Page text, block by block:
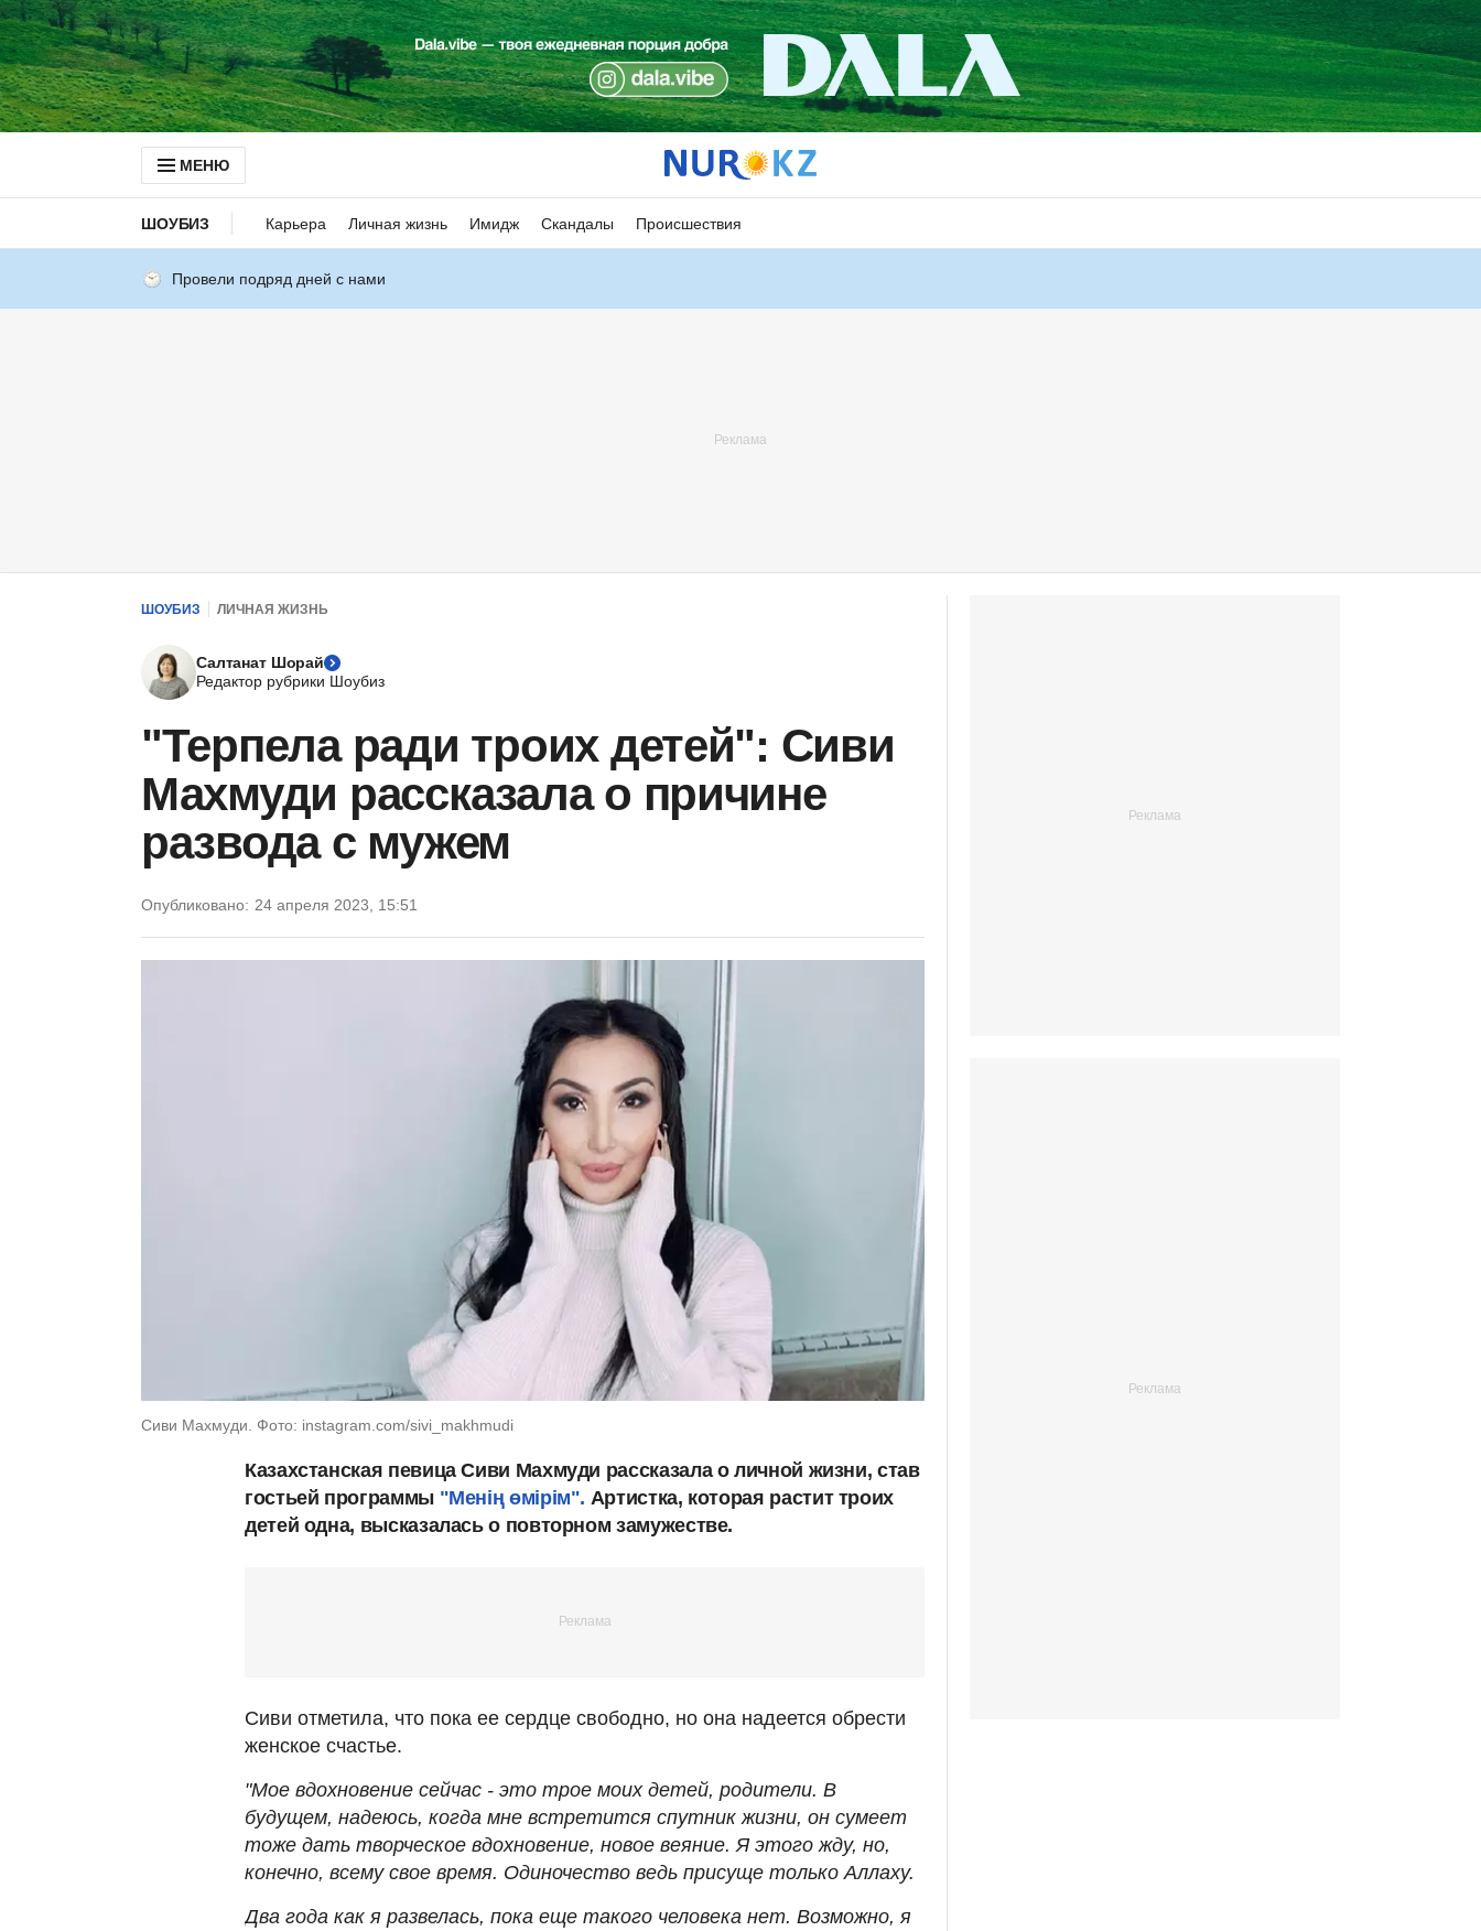
МЕНЮ
ШОУБИЗ Карьера Личная жизнь Имидж Скандалы Происшествия
Провели подряд дней с нами
ШОУБИЗ ЛИЧНАЯ ЖИЗНЬ
Салтанат Шорай
Редактор рубрики Шоубиз
"Терпела ради троих детей": Сиви
Махмуди рассказала о причине
развода с мужем
Опубликовано: 24 апреля 2023, 15:51
Сиви Махмуди. Фото: instagram.com/sivi_makhmudi
Казахстанская певица Сиви Махмуди рассказала о личной жизни, став
гостьей программы "Менің өмірім". Артистка, которая растит троих
детей одна, высказалась о повторном замужестве.
Сиви отметила, что пока ее сердце свободно, но она надеется обрести
женское счастье.
"Мое вдохновение сейчас - это трое моих детей, родители. В
будущем, надеюсь, когда мне встретится спутник жизни, он сумеет
тоже дать творческое вдохновение, новое веяние. Я этого жду, но,
конечно, всему свое время. Одиночество ведь присуще только Аллаху.
Два года как я развелась, пока еще такого человека нет. Возможно, я